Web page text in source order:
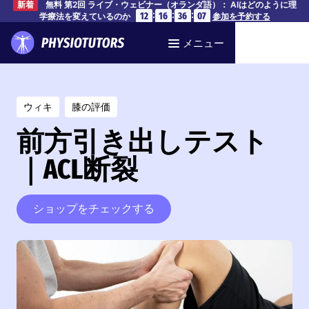
新着
無料 第2回 ライブ・ウェビナー（オランダ語）： AIはどのように理
学療法を変えているのか
12 : 16 : 36 : 07 参加を予約する
メニュー
ウィキ 膝の評価
前方引き出しテスト
｜ACL断裂
ショップをチェックする